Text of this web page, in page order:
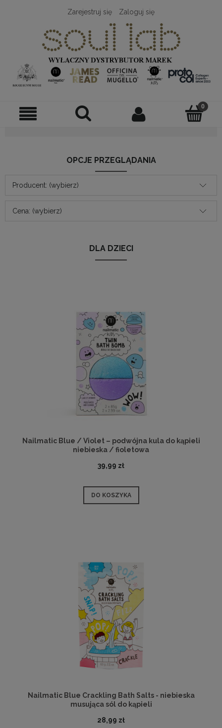
Zarejestruj się Zaloguj się
OPCJE PRZEGLĄDANIA
Producent: (wybierz)
Cena: (wybierz)
DLA DZIECI
Nailmatic Blue / Violet – podwójna kula do kąpieli
niebieska / fioletowa
39,99 zł
DO KOSZYKA
Nailmatic Blue Crackling Bath Salts - niebieska
musująca sól do kąpieli
28,99 zł